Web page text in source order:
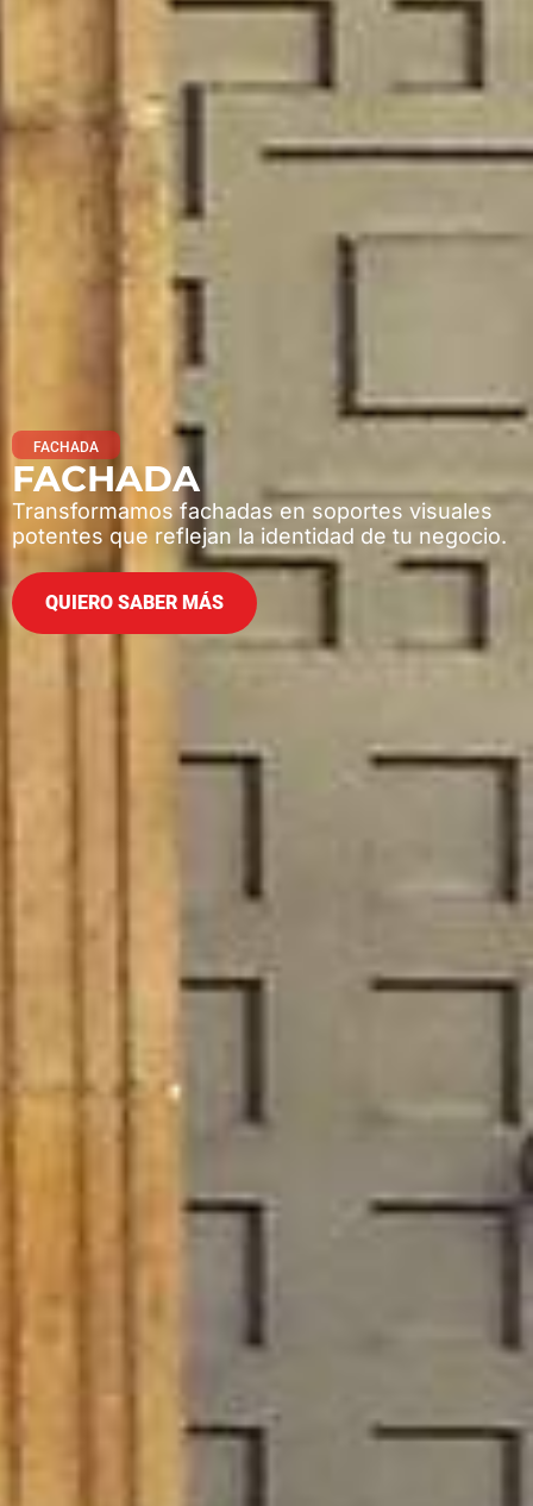
FACHADA
FACHADA
Transformamos fachadas en soportes visuales
potentes que reflejan la identidad de tu negocio.
QUIERO SABER MÁS